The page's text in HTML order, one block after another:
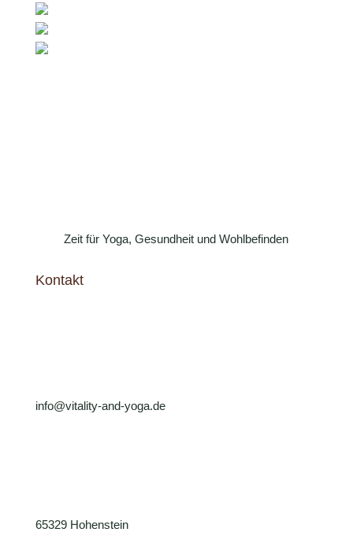
Zeit für Yoga, Gesundheit und Wohlbefinden
Kontakt
info@vitality-and-yoga.de
65329 Hohenstein